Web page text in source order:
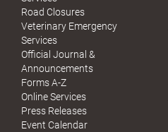
Road Closures
Veterinary Emergency
Services
Official Journal &
Announcements
Forms A-Z
Online Services
Press Releases
Event Calendar